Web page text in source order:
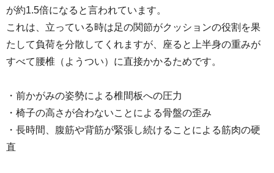
が約1.5倍になると言われています。
これは、立っている時は足の関節がクッションの役割を果
たして負荷を分散してくれますが、座ると上半身の重みが
すべて腰椎（ようつい）に直接かかるためです。
・前かがみの姿勢による椎間板への圧力
・椅子の高さが合わないことによる骨盤の歪み
・長時間、腹筋や背筋が緊張し続けることによる筋肉の硬
直